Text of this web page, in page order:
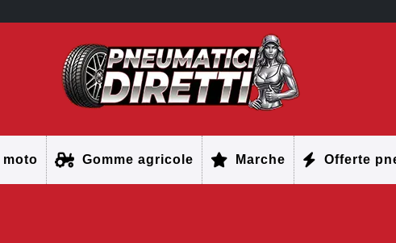
moto Gomme agricole Marche Offerte